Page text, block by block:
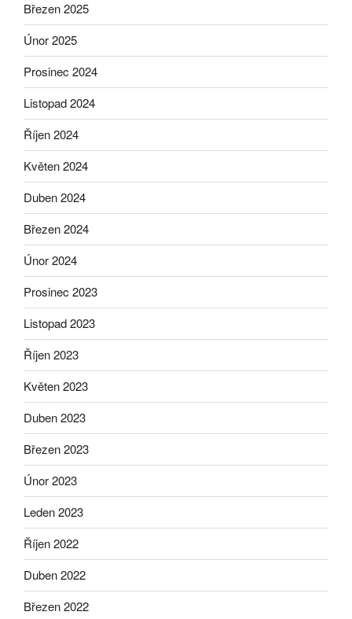
Březen 2025
Únor 2025
Prosinec 2024
Listopad 2024
Říjen 2024
Květen 2024
Duben 2024
Březen 2024
Únor 2024
Prosinec 2023
Listopad 2023
Říjen 2023
Květen 2023
Duben 2023
Březen 2023
Únor 2023
Leden 2023
Říjen 2022
Duben 2022
Březen 2022